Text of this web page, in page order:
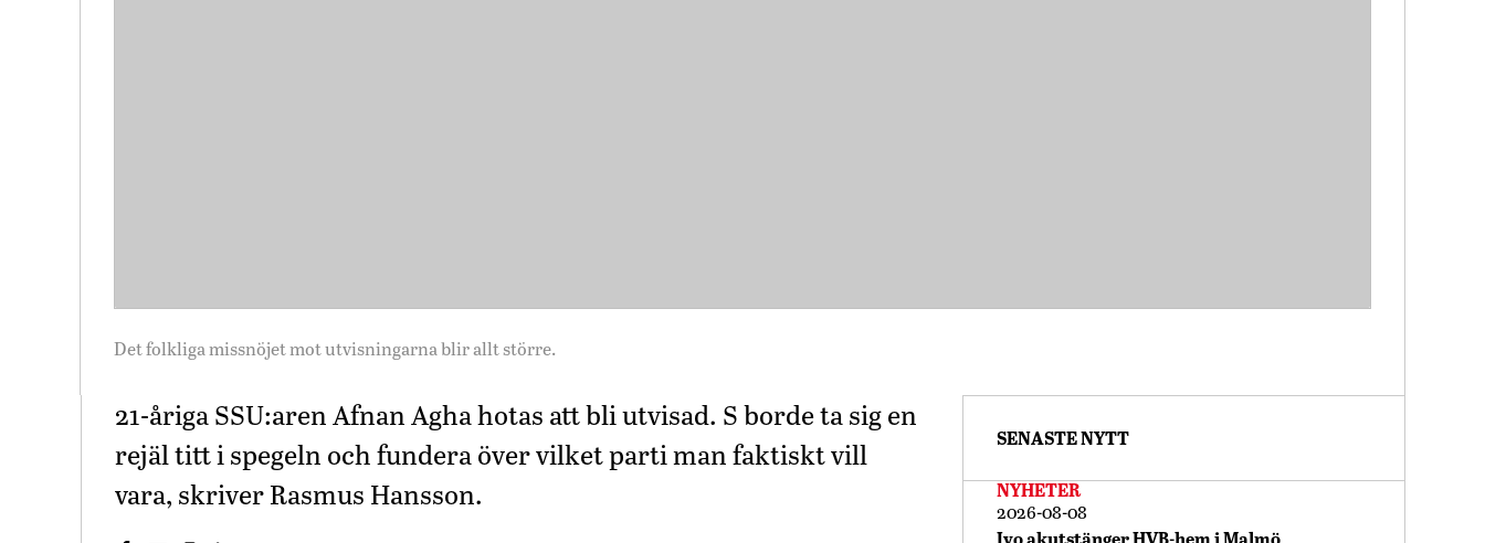
Det folkliga missnöjet mot utvisningarna blir allt större.
21-åriga SSU:aren Afnan Agha hotas att bli utvisad. S borde ta sig en
rejäl titt i spegeln och fundera över vilket parti man faktiskt vill
vara, skriver Rasmus Hansson.
SENASTE NYTT
NYHETER
2026-08-08